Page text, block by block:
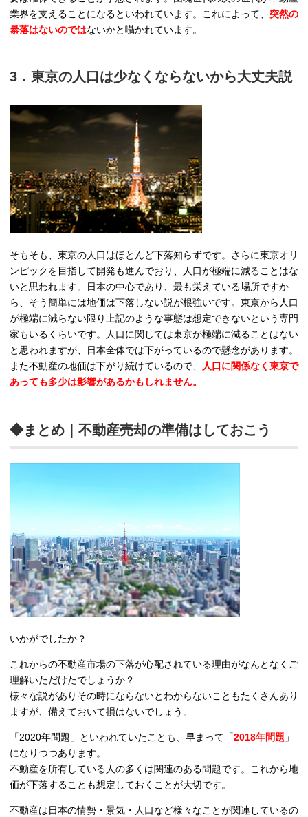
業界を支えることになるといわれています。これによって、 突然の
暴落はないのではないかと囁かれています。
3．東京の人口は少なくならないから大丈夫説
そもそも、東京の人口はほとんど下落知らずです。さらに東京オリ
ンピックを目指して開発も進んでおり、人口が極端に減ることはな
いと思われます。日本の中心であり、最も栄えている場所ですか
ら、そう簡単には地価は下落しない説が根強いです。東京から人口
が極端に減らない限り上記のような事態は想定できないという専門
家もいるくらいです。人口に関しては東京が極端に減ることはない
と思われますが、日本全体では下がっているので懸念があります。
また不動産の地価は下がり続けているので、
人口に関係なく東京で
あっても多少は影響があるかもしれません。
◆まとめ｜不動産売却の準備はしておこう
いかがでしたか？
これからの不動産市場の下落が心配されている理由がなんとなくご
理解いただけたでしょうか？
様々な説がありその時にならないとわからないこともたくさんあり
ますが、備えておいて損はないでしょう。
「2020年問題」といわれていたことも、早まって「2018年問題 」
になりつつあります。
不動産を所有している人の多くは関連のある問題です。これから地
価が下落することも想定しておくことが大切です。
不動産は日本の情勢・景気・人口など様々なことが関連しているの